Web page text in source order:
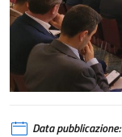
Data pubblicazione: